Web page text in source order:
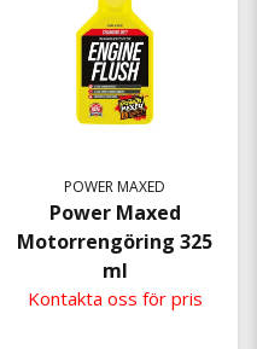
POWER MAXED
Power Maxed
Motorrengöring 325
ml
Kontakta oss för pris